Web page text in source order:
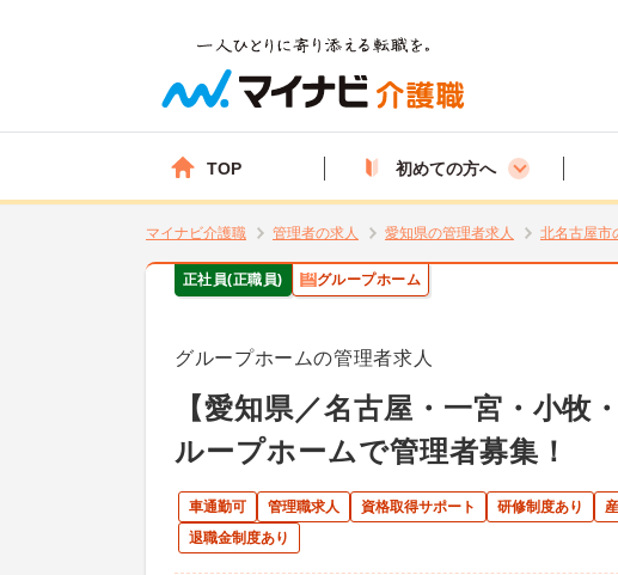
TOP 初めての方へ
マイナビ介護職 管理者の求人 愛知県の管理者求人 北名古屋市
正社員(正職員) グループホーム
グループホームの管理者求人
【愛知県／名古屋・一宮・小
ループホームで管理者募集！
車通勤可 管理職求人 資格取得サポート 研修制度あり
退職金制度あり